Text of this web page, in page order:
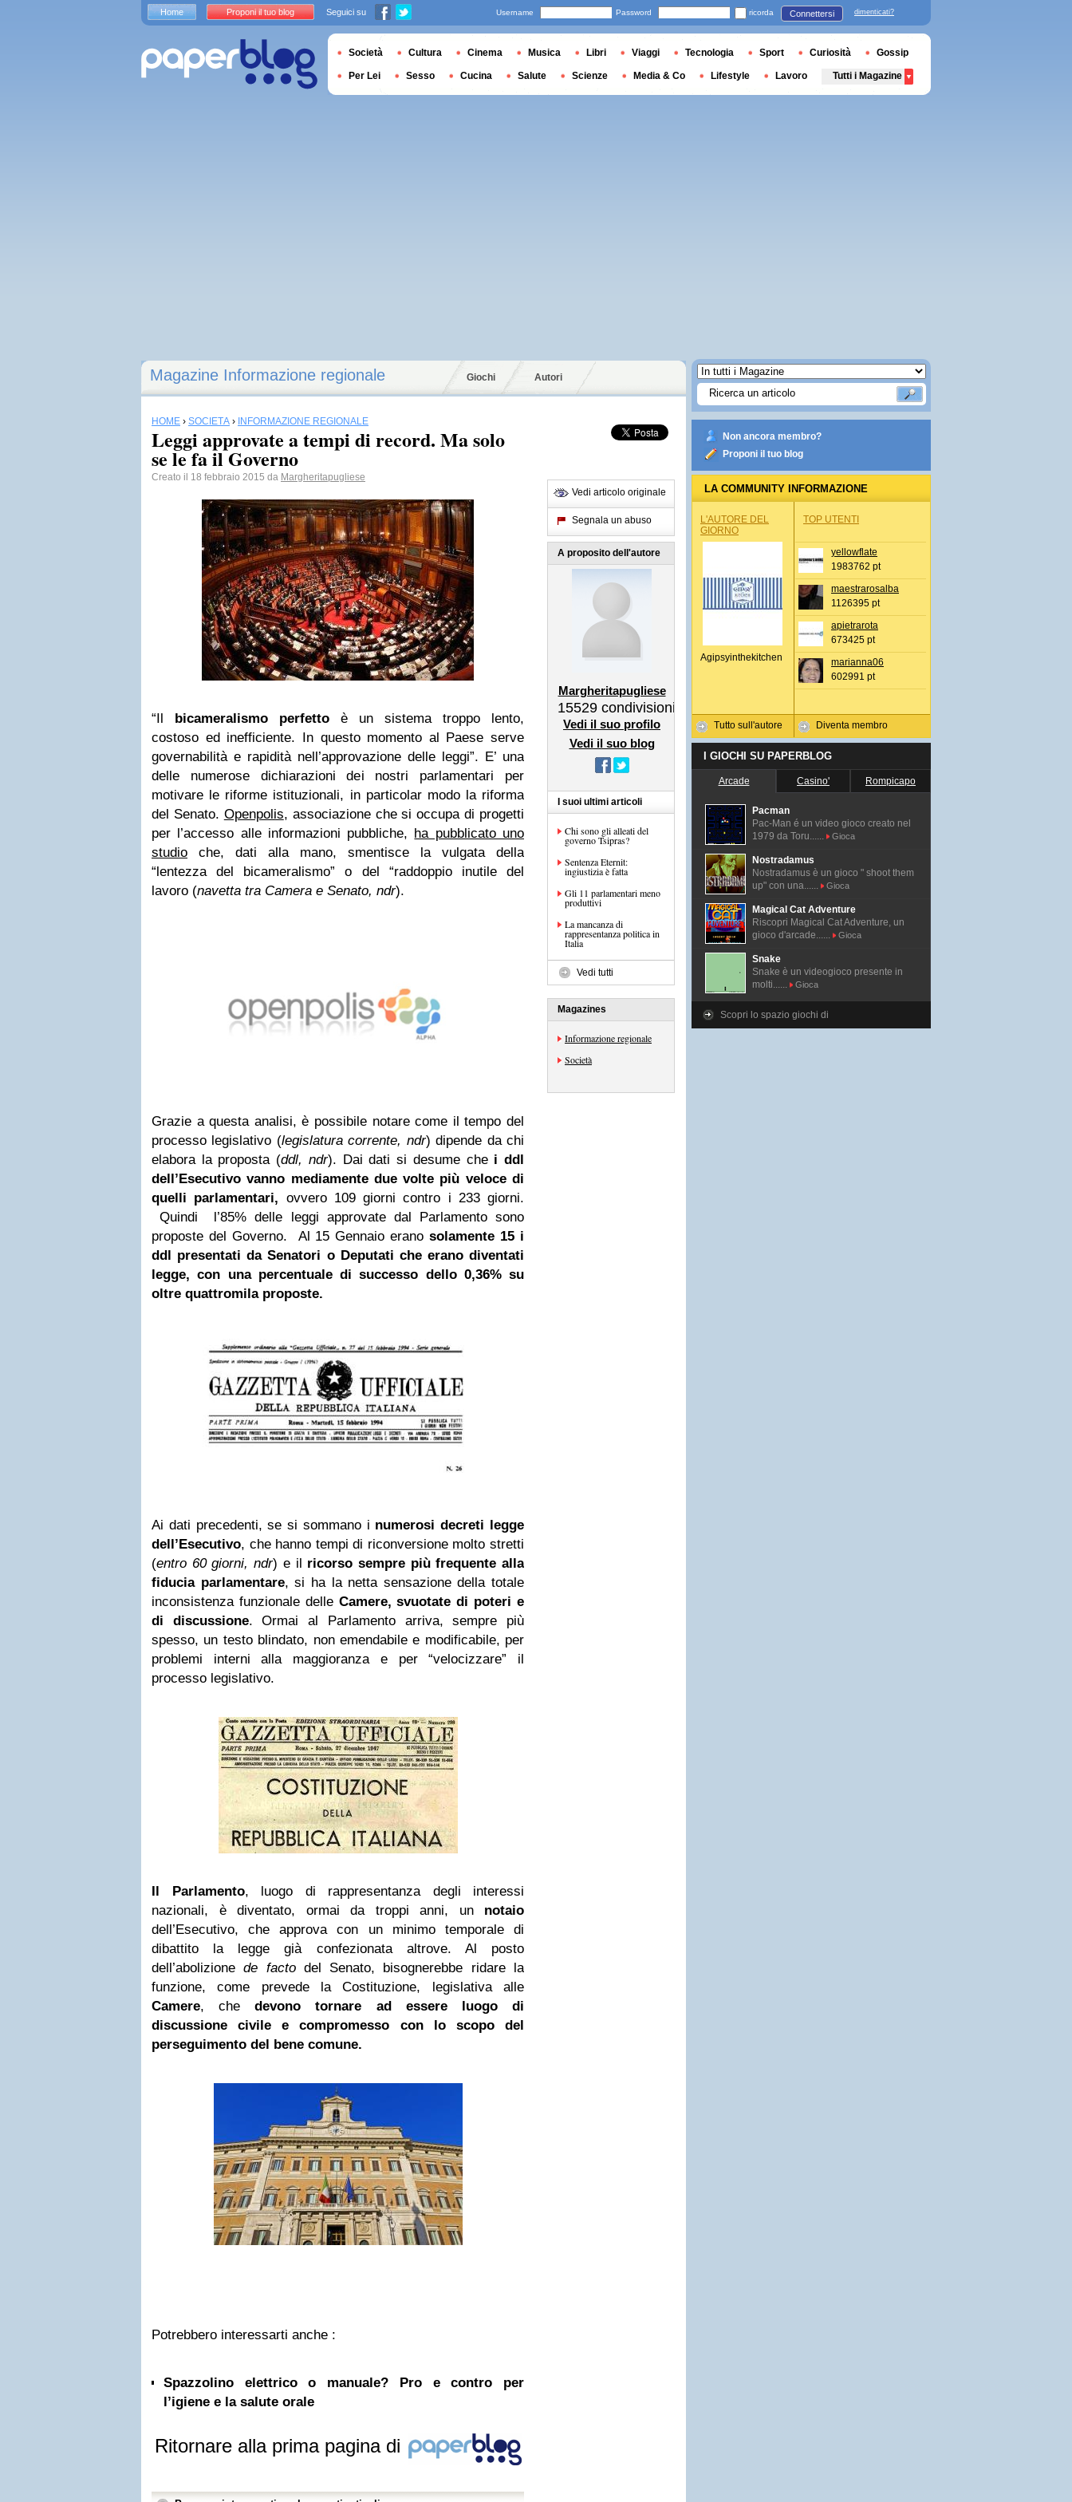
Magazine Informazione regionale Giochi Autori
HOME › SOCIETÀ › INFORMAZIONE REGIONALE
Leggi approvate a tempi di record. Ma solo
se le fa il Governo
Creato il 18 febbraio 2015 da Margheritapugliese
“Il bicameralismo perfetto è un sistema troppo lento,
costoso ed inefficiente. In questo momento al Paese serve
governabilità e rapidità nell’approvazione delle leggi”. E’ una
delle numerose dichiarazioni dei nostri parlamentari per
motivare le riforme istituzionali, in particolar modo la riforma
del Senato. Openpolis, associazione che si occupa di progetti
per l’accesso alle informazioni pubbliche, ha pubblicato uno
studio che, dati alla mano, smentisce la vulgata della
“lentezza del bicameralismo” o del “raddoppio inutile del
lavoro (navetta tra Camera e Senato, ndr).
Grazie a questa analisi, è possibile notare come il tempo del
processo legislativo (legislatura corrente, ndr) dipende da chi
elabora la proposta (ddl, ndr). Dai dati si desume che i ddl
dell’Esecutivo vanno mediamente due volte più veloce di
quelli parlamentari, ovvero 109 giorni contro i 233 giorni.
Quindi l’85% delle leggi approvate dal Parlamento sono
proposte del Governo. Al 15 Gennaio eranosolamente 15 i
ddl presentati da Senatori o Deputati che erano diventati
legge, con una percentuale di successo dello 0,36% su
oltre quattromila proposte.
Ai dati precedenti, se si sommano i numerosi decreti legge
dell’Esecutivo, che hanno tempi di riconversione molto stretti
(entro 60 giorni, ndr) e il ricorso sempre più frequente alla
fiducia parlamentare, si ha la netta sensazione della totale
inconsistenza funzionale delle Camere, svuotate di poteri e
di discussione. Ormai al Parlamento arriva, sempre più
spesso, un testo blindato, non emendabile e modificabile, per
problemi interni alla maggioranza e per “velocizzare” il
processo legislativo.
Il Parlamento, luogo di rappresentanza degli interessi
nazionali, è diventato, ormai da troppi anni, un notaio
dell’Esecutivo, che approva con un minimo temporale di
dibattito la legge già confezionata altrove. Al posto
dell’abolizionede facto del Senato, bisognerebbe ridare la
funzione, come prevede la Costituzione, legislativa alle
Camere, chedevono tornare ad essere luogo di
discussione civile e compromesso con lo scopo del
perseguimento del bene comune.
Potrebbero interessarti anche :
Spazzolino elettrico o manuale? Pro e contro per
l’igiene e la salute orale
Ritornare alla prima pagina di
Vedi articolo originale
Segnala un abuso
A proposito dell'autore
Margheritapugliese
15529 condivisioni
Vedi il suo profilo
Vedi il suo blog
I suoi ultimi articoli
Chi sono gli alleati del
governo Tsipras?
Sentenza Eternit:
ingiustizia è fatta
Gli 11 parlamentari meno
produttivi
La mancanza di
rappresentanza politica in
Italia
Vedi tutti
Magazines
Informazione regionale
Società
Non ancora membro?
Proponi il tuo blog
LA COMMUNITY INFORMAZIONE
REGIONALE
L'AUTORE DEL
GIORNO
Agipsyinthekitchen
Tutto sull'autore
TOP UTENTI
yellowflate
1983762 pt
maestrarosalba
1126395 pt
apietrarota
673425 pt
marianna06
602991 pt
Diventa membro
I GIOCHI SU PAPERBLOG
Arcade Casino' Rompicapo
Pacman
Pac-Man é un video gioco creato nel
1979 da Toru......
Gioca
Nostradamus
Nostradamus è un gioco " shoot them
up" con una......
Gioca
Magical Cat Adventure
Riscopri Magical Cat Adventure, un
gioco d'arcade......
Gioca
Snake
Snake è un videogioco presente in
molti......
Gioca
Scopri lo spazio giochi di
Home Proponi il tuo blog Seguici su Username Password ricorda Connettersi dimenticati?
Società Cultura Cinema Musica Libri Viaggi Tecnologia Sport Curiosità Gossip
Per Lei Sesso Cucina Salute Scienze Media & Co Lifestyle Lavoro Tutti i Magazine